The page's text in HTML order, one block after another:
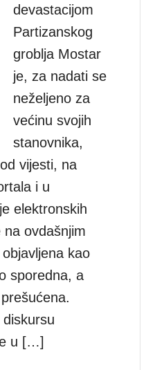
devastacijom
Partizanskog
groblja Mostar
je, za nadati se
neželjeno za
većinu svojih
stanovnika,
vijesti, na
i u
elektronskih
na ovdašnjim
kao
sporedna, a
u […]